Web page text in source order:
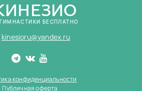
БЕСПЛАТНО
kinesioru@yandex.ru
конфиденциальности
Публичная оферта